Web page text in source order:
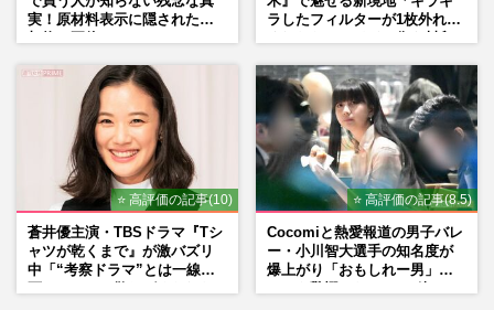
実！原材料表示に隠された添
ラしたフィルターが1枚外れて
⭐ 高評価の記事(10)
蒼井優主演・TBSドラマ『Tシ
ャツが乾くまで』が激バズリ
中「“考察ドラマ”とは一線を
⭐ 高評価の記事(8.5)
Cocomiと熱愛報道の男子バレ
ー・小川智大選手の知名度が
爆上がり「おもしれー男」フ